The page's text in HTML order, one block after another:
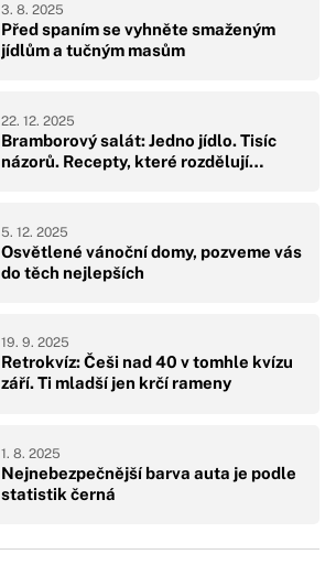
Před spaním se vyhněte smaženým
jídlům a tučným masům
3. 8. 2025
Bramborový salát: Jedno jídlo. Tisíc
názorů. Recepty, které rozdělují…
22. 12. 2025
Osvětlené vánoční domy, pozveme vás
do těch nejlepších
5. 12. 2025
Retrokvíz: Češi nad 40 v tomhle kvízu
září. Ti mladší jen krčí rameny
19. 9. 2025
Nejnebezpečnější barva auta je podle
statistik černá
1. 8. 2025